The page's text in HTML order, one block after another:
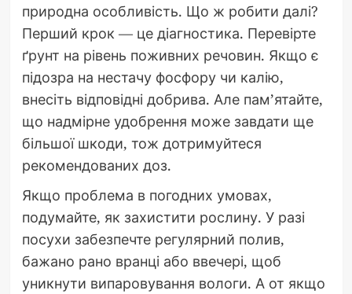
природна особливість. Що ж робити далі?
Перший крок — це діагностика. Перевірте
ґрунт на рівень поживних речовин. Якщо є
підозра на нестачу фосфору чи калію,
внесіть відповідні добрива. Але пам’ятайте,
що надмірне удобрення може завдати ще
більшої шкоди, тож дотримуйтеся
рекомендованих доз.
Якщо проблема в погодних умовах,
подумайте, як захистити рослину. У разі
посухи забезпечте регулярний полив,
бажано рано вранці або ввечері, щоб
уникнути випаровування вологи. А от якщо